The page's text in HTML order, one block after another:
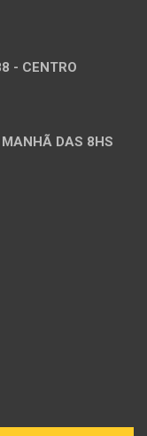
- CENTRO
DAS 8HS